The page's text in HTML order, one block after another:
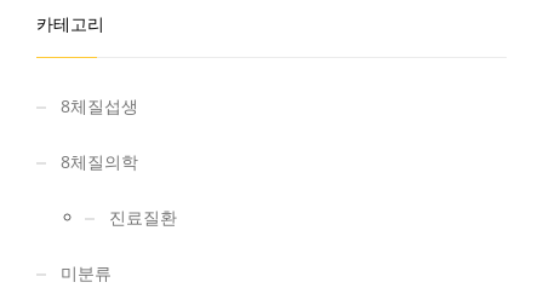
카테고리
8체질섭생
8체질의학
진료질환
미분류